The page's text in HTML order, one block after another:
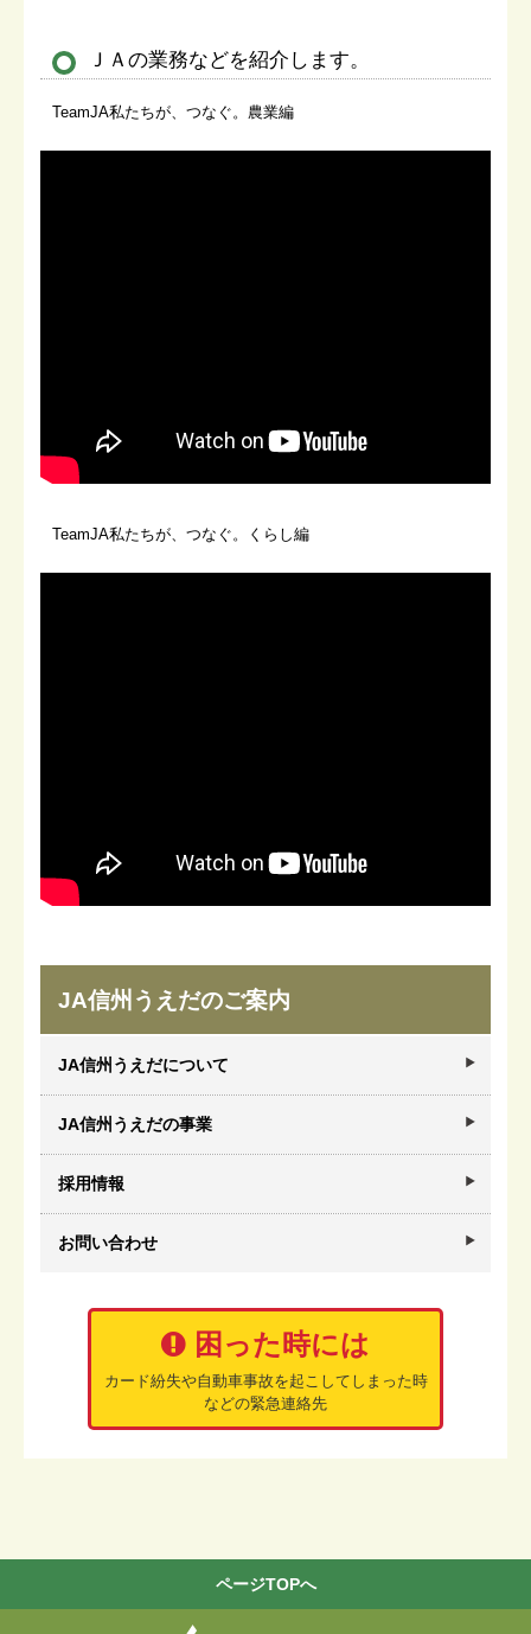
ＪＡの業務などを紹介します。
TeamJA私たちが、つなぐ。農業編
TeamJA私たちが、つなぐ。くらし編
JA信州うえだのご案内
JA信州うえだについて
JA信州うえだの事業
採用情報
お問い合わせ
困った時には
カード紛失や自動車事故を起こしてしまった時
などの緊急連絡先
ページTOPへ